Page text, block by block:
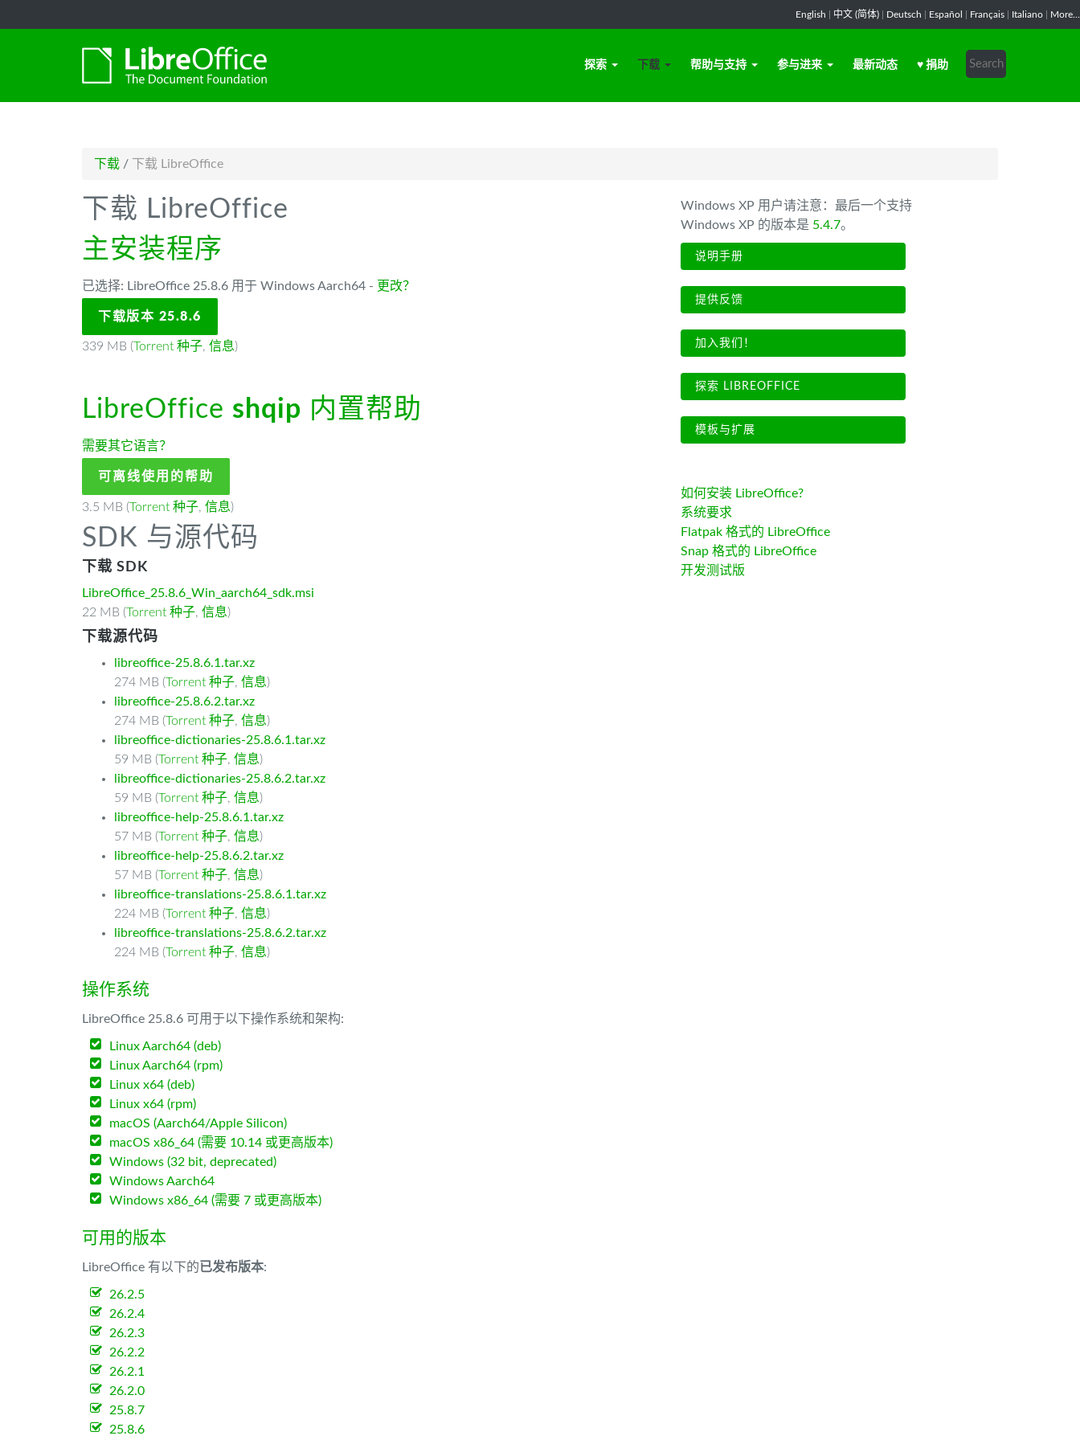
English 中文 (简体) Deutsch Español Français Italiano More...
探索 下载 帮助与支持 参与进来 最新动态 ♥ 捐助
下载 / 下载 LibreOffice
下载 LibreOffice
主安装程序
已选择: LibreOffice 25.8.6 用于 Windows Aarch64 - 更改？
下载版本 25.8.6
339 MB (Torrent 种子, 信息)
LibreOffice shqip 内置帮助
需要其它语言？
可离线使用的帮助
3.5 MB (Torrent 种子, 信息)
SDK 与源代码
下载 SDK
LibreOffice_25.8.6_Win_aarch64_sdk.msi
22 MB (Torrent 种子, 信息)
下载源代码
libreoffice-25.8.6.1.tar.xz
274 MB (Torrent 种子, 信息)
libreoffice-25.8.6.2.tar.xz
274 MB (Torrent 种子, 信息)
libreoffice-dictionaries-25.8.6.1.tar.xz
59 MB (Torrent 种子, 信息)
libreoffice-dictionaries-25.8.6.2.tar.xz
59 MB (Torrent 种子, 信息)
libreoffice-help-25.8.6.1.tar.xz
57 MB (Torrent 种子, 信息)
libreoffice-help-25.8.6.2.tar.xz
57 MB (Torrent 种子, 信息)
libreoffice-translations-25.8.6.1.tar.xz
224 MB (Torrent 种子, 信息)
libreoffice-translations-25.8.6.2.tar.xz
224 MB (Torrent 种子, 信息)
操作系统
LibreOffice 25.8.6 可用于以下操作系统和架构:
Linux Aarch64 (deb)
Linux Aarch64 (rpm)
Linux x64 (deb)
Linux x64 (rpm)
macOS (Aarch64/Apple Silicon)
macOS x86_64 (需要 10.14 或更高版本)
Windows (32 bit, deprecated)
Windows Aarch64
Windows x86_64 (需要 7 或更高版本)
可用的版本
LibreOffice 有以下的已发布版本:
26.2.5
26.2.4
26.2.3
26.2.2
26.2.1
26.2.0
25.8.7
25.8.6
Windows XP 用户请注意：最后一个支持
Windows XP 的版本是 5.4.7。
说明手册
提供反馈
加入我们！
探索 LIBREOFFICE
模板与扩展
如何安装 LibreOffice?
系统要求
Flatpak 格式的 LibreOffice
Snap 格式的 LibreOffice
开发测试版